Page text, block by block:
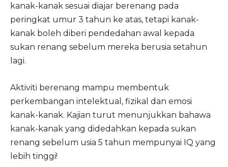
kanak-kanak sesuai diajar berenang pada
peringkat umur 3 tahun ke atas, tetapi kanak-
kanak boleh diberi pendedahan awal kepada
sukan renang sebelum mereka berusia setahun
lagi.
Aktiviti berenang mampu membentuk
perkembangan intelektual, fizikal dan emosi
kanak-kanak. Kajian turut menunjukkan bahawa
kanak-kanak yang didedahkan kepada sukan
renang sebelum usia 5 tahun mempunyai IQ yang
lebih tinggi!